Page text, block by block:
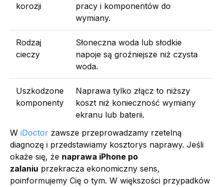
korozji
pracy i komponentów do
wymiany.
Rodzaj
cieczy
Słoneczna woda lub słodkie
napoje są groźniejsze niż czysta
woda.
Uszkodzone
komponenty
Naprawa tylko złącz to niższy
koszt niż konieczność wymiany
ekranu lub baterii.
W iDoctor zawsze przeprowadzamy rzetelną
diagnozę i przedstawiamy kosztorys naprawy. Jeśli
okaże się, że naprawa iPhone po
zalaniu przekracza ekonomiczny sens,
poinformujemy Cię o tym. W większości przypadków